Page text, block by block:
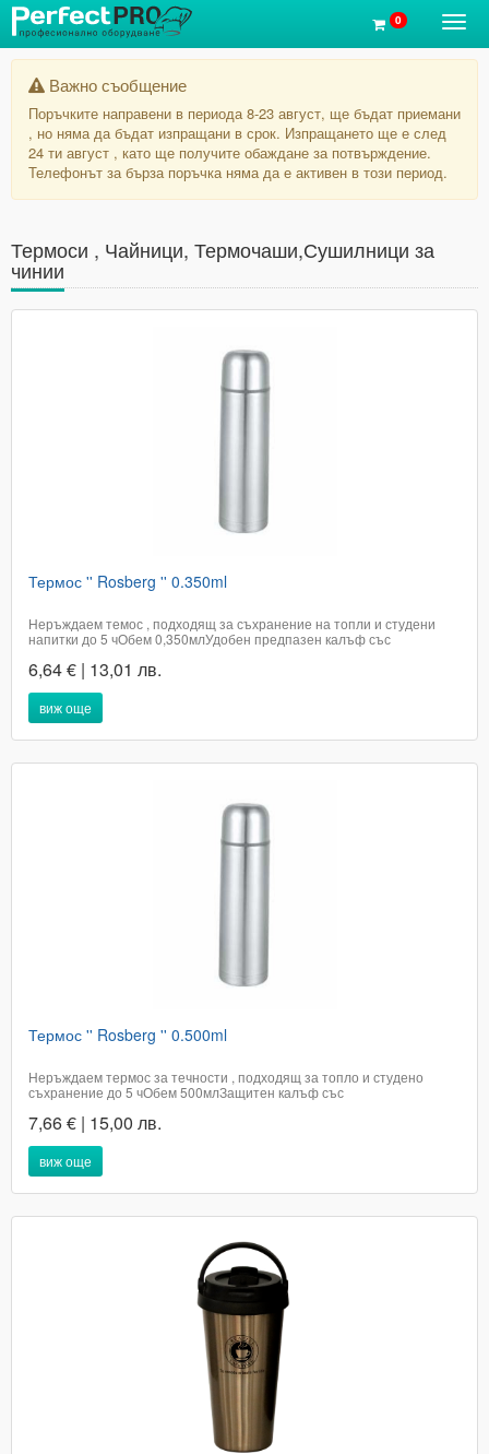
0
Важно съобщение
Поръчките направени в периода 8-23 август, ще бъдат приемани
, но няма да бъдат изпращани в срок. Изпращането ще е след
24 ти август , като ще получите обаждане за потвърждение.
Телефонът за бърза поръчка няма да е активен в този период.
Термоси , Чайници, Термочаши,Сушилници за
чинии
Термос '' Rosberg '' 0.350ml
Неръждаем темос , подходящ за съхранение на топли и студени
напитки до 5 чОбем 0,350млУдобен предпазен калъф със
в офис на ЕконтТелефон за бърза поръчка 0894693235Кат. номер
391
6,64 € | 13,01 лв.
виж още
Термос '' Rosberg '' 0.500ml
Неръждаем термос за течности , подходящ за топло и студено
съхранение до 5 чОбем 500млЗащитен калъф със
в офис на Еконт Телефон за бърза поръчка 0894693235Кат. номер
390
7,66 € | 15,00 лв.
виж още